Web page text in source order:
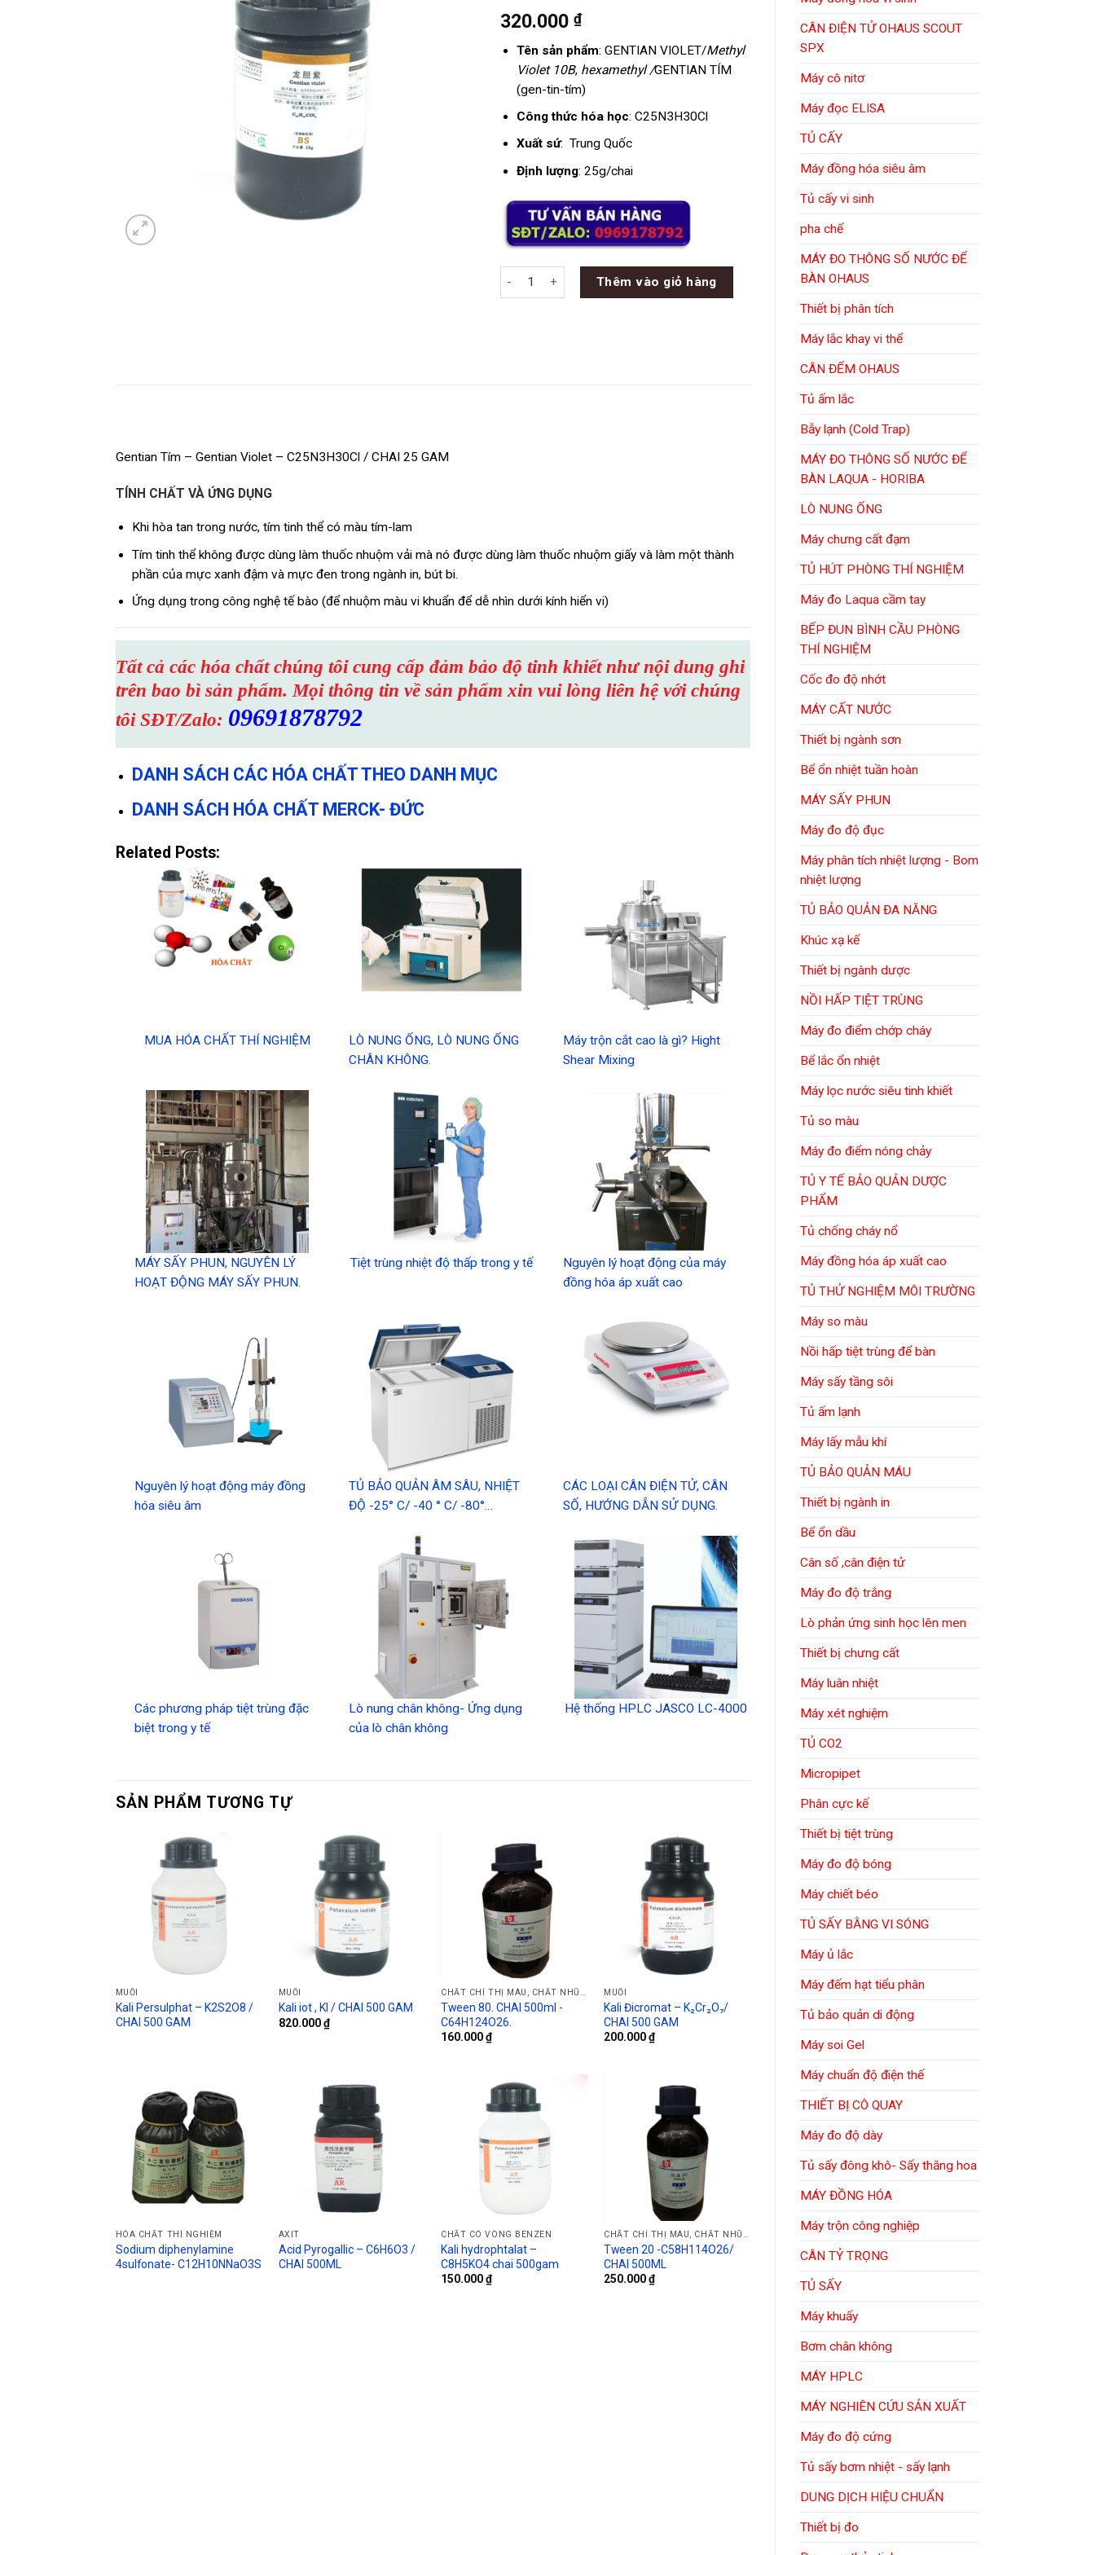
CÂN ĐIỆN TỬ OHAUS SCOUT
SPX
Máy cô nitơ
Máy đọc ELISA
TỦ CẤY
Máy đồng hóa siêu âm
Tủ cấy vi sinh
pha chế
MÁY ĐO THÔNG SỐ NƯỚC ĐỂ
BÀN OHAUS
Thiết bị phân tích
Máy lắc khay vi thể
CÂN ĐẾM OHAUS
Tủ ấm lắc
Bẫy lạnh (Cold Trap)
MÁY ĐO THÔNG SỐ NƯỚC ĐỂ
BÀN LAQUA - HORIBA
LÒ NUNG ỐNG
Máy chưng cất đạm
TỦ HÚT PHÒNG THÍ NGHIỆM
Máy đo Laqua cầm tay
BẾP ĐUN BÌNH CẦU PHÒNG
THÍ NGHIỆM
Cốc đo độ nhớt
MÁY CẤT NƯỚC
Thiết bị ngành sơn
Bể ổn nhiệt tuần hoàn
MÁY SẤY PHUN
Máy đo độ đục
Máy phân tích nhiệt lượng - Bom
nhiệt lượng
TỦ BẢO QUẢN ĐA NĂNG
Khúc xạ kế
Thiết bị ngành dược
NỒI HẤP TIỆT TRÙNG
Máy đo điểm chớp cháy
Bể lắc ổn nhiệt
Máy lọc nước siêu tinh khiết
Tủ so màu
Máy đo điểm nóng chảy
TỦ Y TẾ BẢO QUẢN DƯỢC
PHẨM
Tủ chống cháy nổ
Máy đồng hóa áp xuất cao
TỦ THỬ NGHIỆM MÔI TRƯỜNG
Máy so màu
Nồi hấp tiệt trùng để bàn
Máy sấy tầng sôi
Tủ ấm lạnh
Máy lấy mẫu khí
TỦ BẢO QUẢN MÁU
Thiết bị ngành in
Bể ổn dầu
Cân số ,cân điện tử
Máy đo độ trắng
Lò phản ứng sinh học lên men
Thiết bị chưng cất
Máy luân nhiệt
Máy xét nghiệm
TỦ CO2
Micropipet
Phân cực kế
Thiết bị tiệt trùng
Máy đo độ bóng
Máy chiết béo
TỦ SẤY BẰNG VI SÓNG
Máy ủ lắc
Máy đếm hạt tiểu phân
Tủ bảo quản di động
Máy soi Gel
Máy chuẩn độ điện thế
THIẾT BỊ CÔ QUAY
Máy đo độ dày
Tủ sấy đông khô- Sấy thăng hoa
MÁY ĐỒNG HÓA
Máy trộn công nghiệp
CÂN TỶ TRỌNG
TỦ SẤY
Máy khuấy
Bơm chân không
MÁY HPLC
MÁY NGHIÊN CỨU SẢN XUẤT
Máy đo độ cứng
Tủ sấy bơm nhiệt - sấy lạnh
DUNG DỊCH HIỆU CHUẨN
Thiết bị đo
320.000 ₫
Tên sản phẩm: GENTIAN VIOLET/Methyl
Violet 10B, hexamethyl /GENTIAN TÍM
(gen-tin-tím)
Công thức hóa học: C25N3H30Cl
Xuất sứ: Trung Quốc
Định lượng: 25g/chai
Gentian Tím - Gentian Violet - C25N3H30Cl / CHAI 25 GAM số lượng
Thêm vào giỏ hàng
Gentian Tím – Gentian Violet – C25N3H30Cl / CHAI 25 GAM
TÍNH CHẤT VÀ ỨNG DỤNG
Khi hòa tan trong nước, tím tinh thể có màu tím-lam
Tím tinh thể không được dùng làm thuốc nhuộm vải mà nó được dùng làm thuốc nhuộm giấy và làm một thành
phần của mực xanh đậm và mực đen trong ngành in, bút bi.
Ứng dụng trong công nghệ tế bào (để nhuộm màu vi khuẩn để dễ nhìn dưới kính hiển vi)
Tất cả các hóa chất chúng tôi cung cấp đảm bảo độ tinh khiết như nội dung ghi
trên bao bì sản phẩm. Mọi thông tin về sản phẩm xin vui lòng liên hệ với chúng
tôi SĐT/Zalo: 09691878792
DANH SÁCH CÁC HÓA CHẤT THEO DANH MỤC
DANH SÁCH HÓA CHẤT MERCK- ĐỨC
Related Posts:
MUA HÓA CHẤT THÍ NGHIỆM
LÒ NUNG ỐNG, LÒ NUNG ỐNG
CHÂN KHÔNG.
Máy trộn cắt cao là gì? Hight
Shear Mixing
MÁY SẤY PHUN, NGUYÊN LÝ
HOẠT ĐỘNG MÁY SẤY PHUN.
Tiệt trùng nhiệt độ thấp trong y tế
Nguyên lý hoạt động của máy
đồng hóa áp xuất cao
Nguyên lý hoạt động máy đồng
hóa siêu âm
TỦ BẢO QUẢN ÂM SÂU, NHIỆT
ĐỘ -25° C/ -40 ° C/ -80°…
CÁC LOẠI CÂN ĐIỆN TỬ, CÂN
SỐ, HƯỚNG DẪN SỬ DỤNG.
Các phương pháp tiệt trùng đặc
biệt trong y tế
Lò nung chân không- Ứng dụng
của lò chân không
Hệ thống HPLC JASCO LC-4000
SẢN PHẨM TƯƠNG TỰ
MUỐI
Kali Persulphat – K2S2O8 /
CHAI 500 GAM
MUỐI
Kali iot , KI / CHAI 500 GAM
820.000₫
CHẤT CHỈ THỊ MÀU, CHẤT NHŨ HÓA
Tween 80. CHAI 500ml -
C64H124O26.
160.000₫
MUỐI
Kali Đicromat – K₂Cr₂O₇/
CHAI 500 GAM
200.000₫
HÓA CHẤT THÍ NGHIỆM
Sodium diphenylamine
4sulfonate- C12H10NNaO3S
AXIT
Acid Pyrogallic – C6H6O3 /
CHAI 500ML
CHẤT CÓ VÒNG BENZEN
Kali hydrophtalat –
C8H5KO4 chai 500gam
150.000₫
CHẤT CHỈ THỊ MÀU, CHẤT NHŨ HÓA
Tween 20 -C58H114O26/
CHAI 500ML
250.000₫